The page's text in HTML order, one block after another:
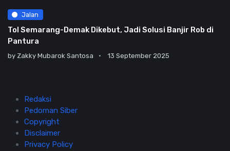
Jalan
Tol Semarang-Demak Dikebut, Jadi Solusi Banjir Rob di
Pantura
by Zakky Mubarok Santosa 13 September 2025
Redaksi
Pedoman Siber
Copyright
Disclaimer
Privacy Policy